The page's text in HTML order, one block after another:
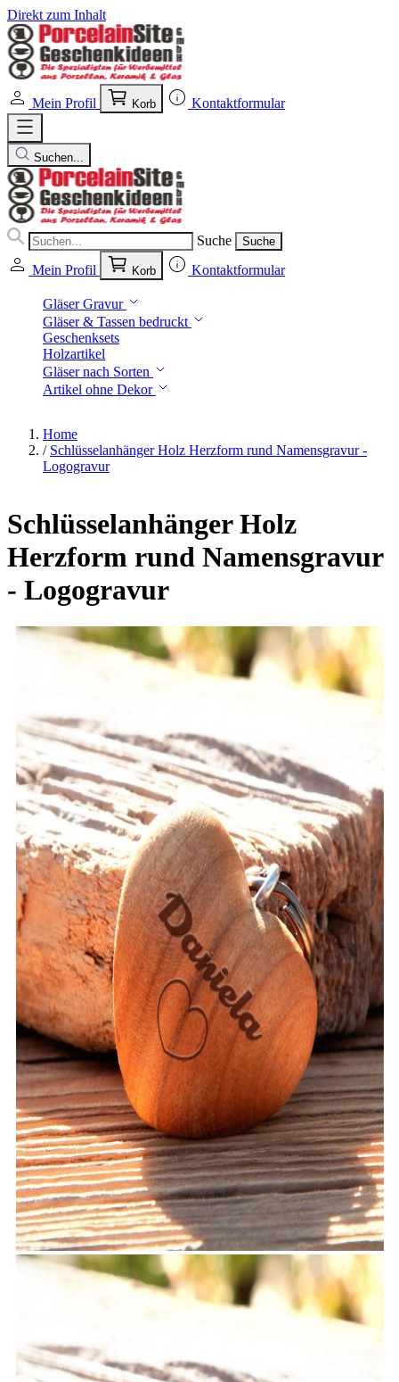
Direkt zum Inhalt
Mein Profil Korb Kontaktformular
Suchen...
Suche Suche
Mein Profil Korb Kontaktformular
Gläser Gravur
Gläser & Tassen bedruckt
Geschenksets
Holzartikel
Gläser nach Sorten
Artikel ohne Dekor
Home
/ Schlüsselanhänger Holz Herzform rund Namensgravur -
Logogravur
Schlüsselanhänger Holz
Herzform rund Namensgravur
- Logogravur